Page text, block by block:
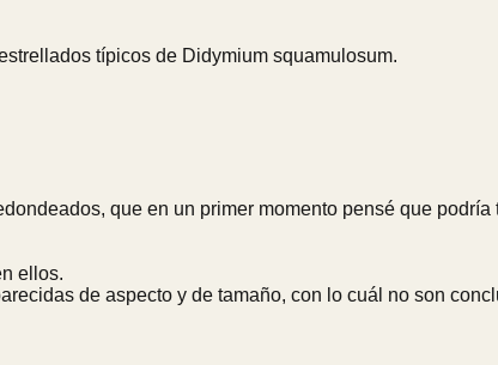
típicos de Didymium squamulosum.
que en un primer momento pensé que
ellos.
de aspecto y de tamaño, con lo cuál no son